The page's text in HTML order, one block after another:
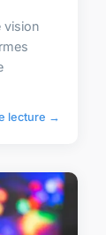
vision
lecture →